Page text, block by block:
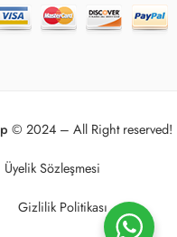
© 2024 – All Right reserved!
Üyelik Sözleşmesi
Gizlilik Politikası